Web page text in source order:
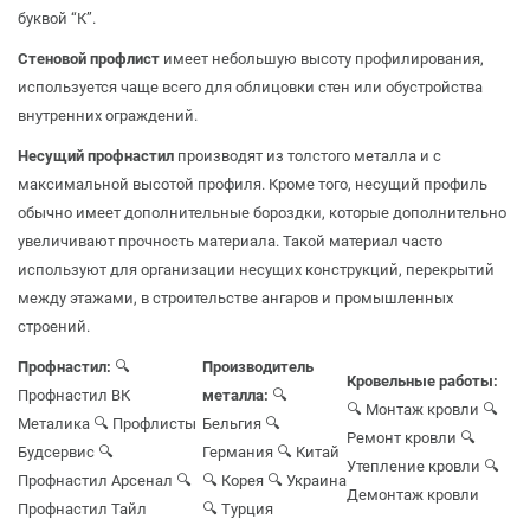
буквой “К”.
Стеновой профлист имеет небольшую высоту профилирования,
используется чаще всего для облицовки стен или обустройства
внутренних ограждений.
Несущий профнастил производят из толстого металла и с
максимальной высотой профиля. Кроме того, несущий профиль
обычно имеет дополнительные бороздки, которые дополнительно
увеличивают прочность материала. Такой материал часто
используют для организации несущих конструкций, перекрытий
между этажами, в строительстве ангаров и промышленных
строений.
Профнастил: 🔍
Профнастил ВК
Металика 🔍 Профлисты
Будсервис 🔍
Профнастил Арсенал 🔍
Профнастил Тайл
Производитель
металла: 🔍
Бельгия 🔍
Германия 🔍 Китай
🔍 Корея 🔍 Украина
🔍 Турция
Кровельные работы:
🔍 Монтаж кровли 🔍
Ремонт кровли 🔍
Утепление кровли 🔍
Демонтаж кровли